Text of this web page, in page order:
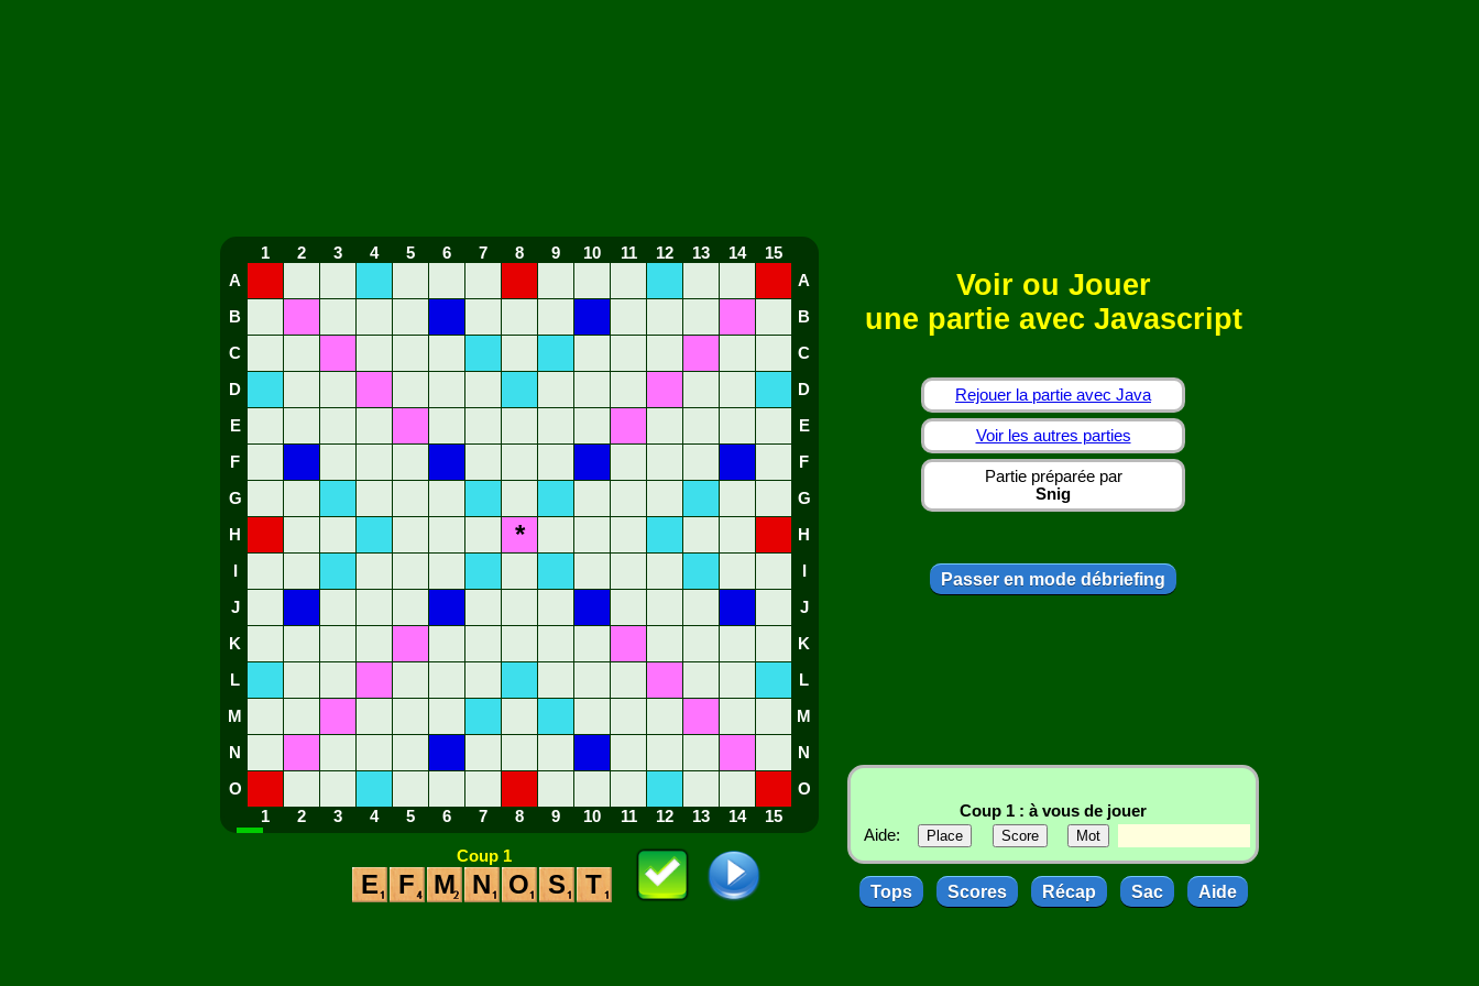
1 2 3 4 5 6 7 8 9 10 11 12 13 14
15
A
A
B B
C C
D D
E E
F F
G G
H * H
J J
K K
L L
M M
N N
O
O
1
2 3 4 5 6 7 8 9 10 11 12 13 14 15
Coup 1
E F M N O S T
Voir ou Jouer
une partie avec Javascript
Rejouer la partie avec Java
Voir les autres parties
Partie préparée par
Snig
Passer en mode débriefing
Coup 1 : à vous de jouer
Aide:
Tops Scores Récap Sac Aide